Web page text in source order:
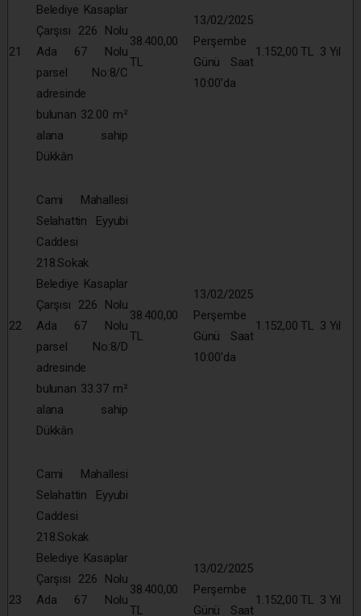
21
Belediye Kasaplar
Çarşısı 226 Nolu
Ada 67 Nolu
parsel No:8/C
adresinde
bulunan 32.00 m²
alana sahip
Dükkân
38.400,00
TL
13/02/2025
Perşembe
Günü Saat
10:00’da
1.152,00 TL 3 Yıl
22
Cami Mahallesi
Selahattin Eyyubi
Caddesi
218.Sokak
Belediye Kasaplar
Çarşısı 226 Nolu
Ada 67 Nolu
parsel No:8/D
adresinde
bulunan 33.37 m²
alana sahip
Dükkân
38.400,00
TL
13/02/2025
Perşembe
Günü Saat
10:00’da
1.152,00 TL 3 Yıl
23
Cami Mahallesi
Selahattin Eyyubi
Caddesi
218.Sokak
Belediye Kasaplar
Çarşısı 226 Nolu
Ada 67 Nolu
38.400,00
TL
13/02/2025
Perşembe
Günü Saat
1.152,00 TL 3 Yıl